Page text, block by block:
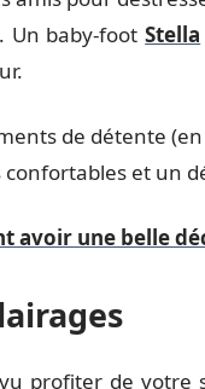
Un baby-footStella
de détente
confortables et un
avoir une belle
profiter de